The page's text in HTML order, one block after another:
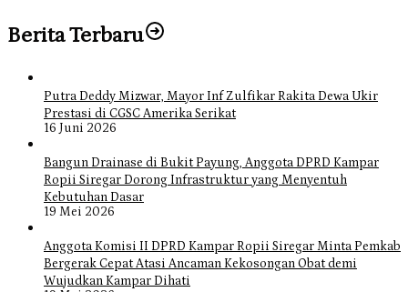
Berita Terbaru
Putra Deddy Mizwar, Mayor Inf Zulfikar Rakita Dewa Ukir
Prestasi di CGSC Amerika Serikat
16 Juni 2026
Bangun Drainase di Bukit Payung, Anggota DPRD Kampar
Ropii Siregar Dorong Infrastruktur yang Menyentuh
Kebutuhan Dasar
19 Mei 2026
Anggota Komisi II DPRD Kampar Ropii Siregar Minta Pemkab
Bergerak Cepat Atasi Ancaman Kekosongan Obat demi
Wujudkan Kampar Dihati